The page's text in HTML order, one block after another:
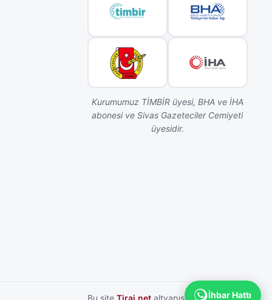
Kurumumuz TİMBİR üyesi, BHA ve İHA
abonesi ve Sivas Gazeteciler Cemiyeti
üyesidir.
Bu site Tiraj.net altyapısı ile hazırlanmıştır.
İhbar Hattı